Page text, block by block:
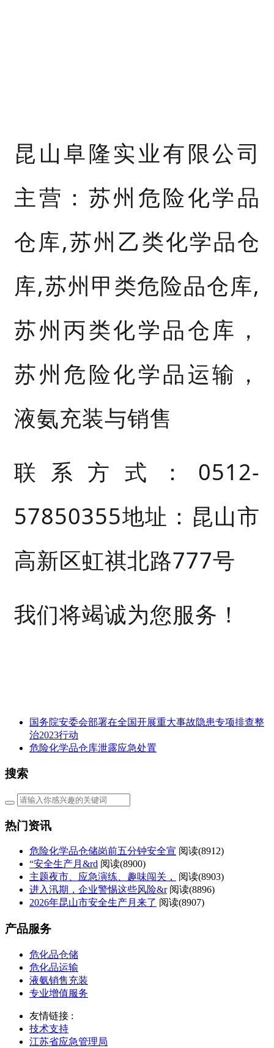
昆山阜隆实业有限公司
主营：苏州危险化学品
仓库,苏州乙类化学品仓
库,苏州甲类危险品仓库,
苏州丙类化学品仓库，
苏州危险化学品运输，
液氨充装与销售
联系方式：0512-
57850355地址：昆山市
高新区虹祺北路777号
我们将竭诚为您服务！
国务院安委会部署在全国开展重大事故隐患专项排查整
治2023行动
危险化学品仓库泄露应急处置
搜索
热门资讯
危险化学品仓储岗前五分钟安全宣 阅读(8912)
“安全生产月&rd 阅读(8900)
主题夜市、应急演练、趣味闯关，
阅读(8903)
进入汛期，企业警惕这些风险&r 阅读(8896)
2026年昆山市安全生产月来了 阅读(8907)
产品服务
危化品仓储
危化品运输
液氨销售充装
专业增值服务
友情链接 :
技术支持
江苏省应急管理局